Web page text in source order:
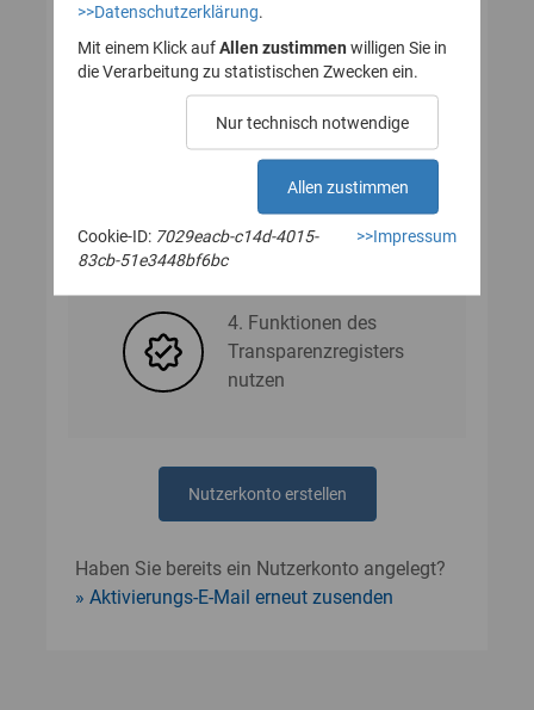
1. Nutzerkonto erstellen
des Nutzerkontos
bestätigen
3. Nutzerdaten angeben
4. Funktionen des
Transparenzregisters
nutzen
Nutzerkonto erstellen
Haben Sie bereits ein Nutzerkonto angelegt?
Aktivierungs-E-Mail erneut zusenden
>>Datenschutzerklärung
Mit einem Klick auf Allen zustimmen willigen Sie in
die Verarbeitung zu statistischen Zwecken ein.
Nur technisch notwendige
Allen zustimmen
Cookie-ID: 7029eacb-c14d-4015-
83cb-51e3448bf6bc
>>Impressum